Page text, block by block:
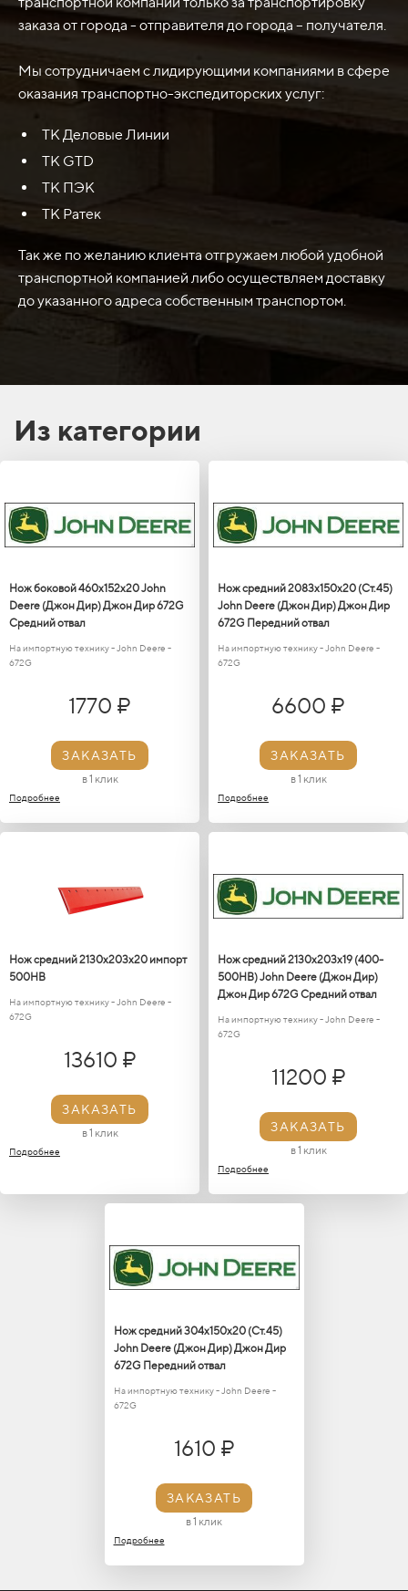
заказа от города - отправителя до города – получателя.
Мы сотрудничаем с лидирующими компаниями в сфере
оказания транспортно-экспедиторских услуг:
ТК Деловые Линии
ТК GTD
ТК ПЭК
ТК Ратек
Так же по желанию клиента отгружаем любой удобной
транспортной компанией либо осуществляем доставку
до указанного адреса собственным транспортом.
текстильную промышленность, автомобильное
производство, производство обуви и т.д. Этот тип ножа
может обеспечивать точную и чистую резку
материалов благодаря своей уникальной конструкции
Из категории
Нож боковой 460х152х20 John
Deere (Джон Дир) Джон Дир 672G
Средний отвал
На импортную технику - John Deere -
672G
1770 ₽
ЗАКАЗАТЬ
в 1 клик
Подробнее
Нож средний 2083х150х20 (Ст.45)
John Deere (Джон Дир) Джон Дир
672G Передний отвал
На импортную технику - John Deere -
672G
6600 ₽
ЗАКАЗАТЬ
в 1 клик
Подробнее
Нож средний 2130х203х20 импорт
500HB
На импортную технику - John Deere -
672G
13610 ₽
ЗАКАЗАТЬ
в 1 клик
Подробнее
Нож средний 2130x203x19 (400-
500HB) John Deere (Джон Дир)
Джон Дир 672G Средний отвал
На импортную технику - John Deere -
672G
11200 ₽
ЗАКАЗАТЬ
в 1 клик
Подробнее
Нож средний 304х150х20 (Ст.45)
John Deere (Джон Дир) Джон Дир
672G Передний отвал
На импортную технику - John Deere -
672G
1610 ₽
ЗАКАЗАТЬ
в 1 клик
Подробнее